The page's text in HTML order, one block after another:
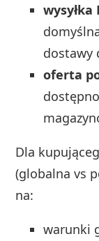
dostawy
oferta
Dla
(globalna vs
na:
warunki